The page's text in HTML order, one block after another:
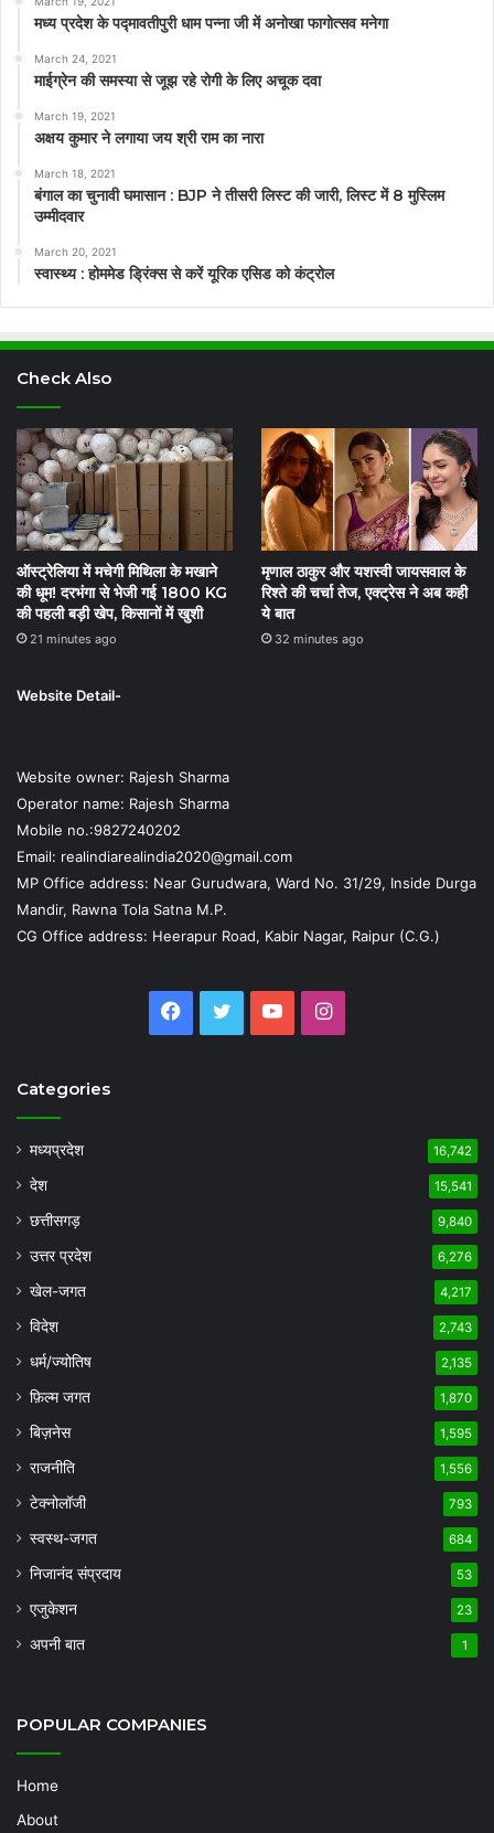
मध्य प्रदेश के पद्मावतीपुरी धाम पन्ना जी में अनोखा फागोत्सव मनेगा
March 24, 2021
माईग्रेन की समस्या से जूझ रहे रोगी के लिए अचूक दवा
March 19, 2021
अक्षय कुमार ने लगाया जय श्री राम का नारा
March 18, 2021
बंगाल का चुनावी घमासान : BJP ने तीसरी लिस्ट की जारी, लिस्ट में 8 मुस्लिम
उम्मीदवार
March 20, 2021
स्वास्थ्य : होममेड ड्रिंक्स से करें यूरिक एसिड को कंट्रोल
Check Also
ऑस्ट्रेलिया में मचेगी मिथिला के मखाने
की धूम! दरभंगा से भेजी गई 1800 KG
की पहली बड़ी खेप, किसानों में खुशी
21 minutes ago
मृणाल ठाकुर और यशस्वी जायसवाल के
रिश्ते की चर्चा तेज, एक्ट्रेस ने अब कही
ये बात
32 minutes ago
Website Detail-
Website owner: Rajesh Sharma
Operator name: Rajesh Sharma
Mobile no.:9827240202
Email: realindiarealindia2020@gmail.com
MP Office address: Near Gurudwara, Ward No. 31/29, Inside Durga
Mandir, Rawna Tola Satna M.P.
CG Office address: Heerapur Road, Kabir Nagar, Raipur (C.G.)
Facebook
TwitterYouTubeInstagram
Categories
मध्यप्रदेश 16,742
देश 15,541
छत्तीसगड़ 9,840
उत्तर प्रदेश 6,276
खेल-जगत 4,217
विदेश 2,743
धर्म/ज्योतिष 2,135
फ़िल्म जगत 1,870
बिज़नेस 1,595
राजनीति 1,556
टेक्नोलॉजी 793
स्वस्थ-जगत 684
निजानंद संप्रदाय 53
एजुकेशन 23
अपनी बात 1
POPULAR COMPANIES
Home
About